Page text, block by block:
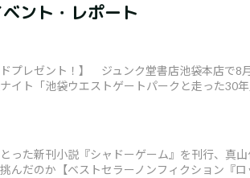
ベント・レポート
ドプレゼント！】 ジュンク堂書店池袋本店で8
イト「池袋ウエストゲートパークと走った30年
った新刊小説『シャドーゲーム』を刊行、真
んだのか【ベストセラーノンフィクション『ロ